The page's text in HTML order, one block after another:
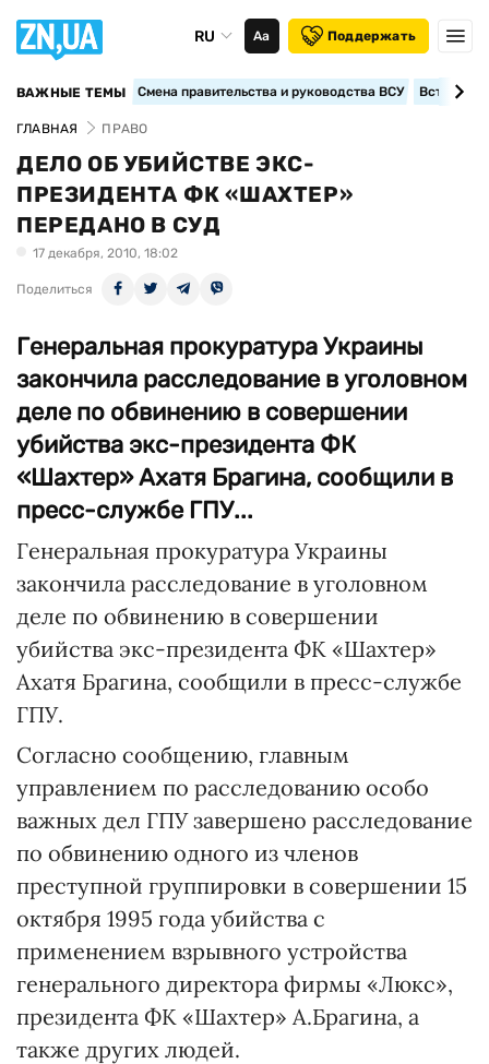
RU Аа Поддержать
ВАЖНЫЕ ТЕМЫ Смена правительства и руководства ВСУ
ГЛАВНАЯ ПРАВО
ДЕЛО ОБ УБИЙСТВЕ ЭКС-
ПРЕЗИДЕНТА ФК «ШАХТЕР»
ПЕРЕДАНО В СУД
17 декабря, 2010, 18:02
Поделиться
Генеральная прокуратура Украины
закончила расследование в уголовном
деле по обвинению в совершении
убийства экс-президента ФК
«Шахтер» Ахатя Брагина, сообщили в
пресс-службе ГПУ...
Генеральная прокуратура Украины
закончила расследование в уголовном
деле по обвинению в совершении
убийства экс-президента ФК «Шахтер»
Ахатя Брагина, сообщили в пресс-службе
ГПУ.
Согласно сообщению, главным
управлением по расследованию особо
важных дел ГПУ завершено расследование
по обвинению одного из членов
преступной группировки в совершении 15
октября 1995 года убийства с
применением взрывного устройства
генерального директора фирмы «Люкс»,
президента ФК «Шахтер» А.Брагина, а
также других людей.